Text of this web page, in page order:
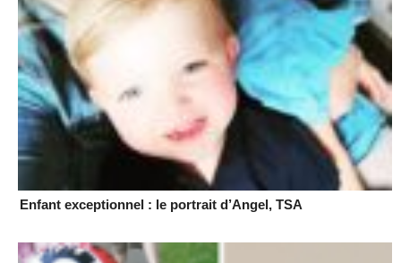
Enfant exceptionnel : le portrait d’Angel, TSA